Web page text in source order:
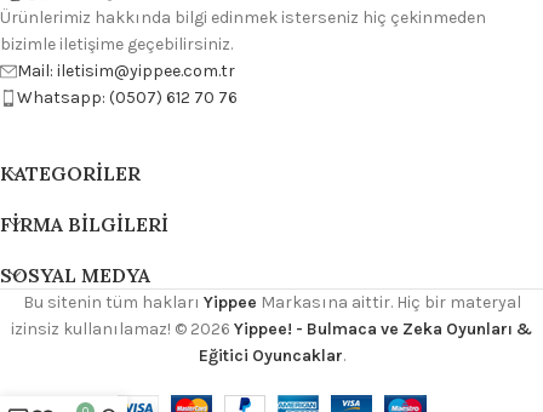
Ürünlerimiz hakkında bilgi edinmek isterseniz hiç çekinmeden
bizimle iletişime geçebilirsiniz.
Mail: iletisim@yippee.com.tr
Whatsapp: (0507) 612 70 76
KATEGORILER
FIRMA BILGILERI
SOSYAL MEDYA
Bu sitenin tüm hakları Yippee Markasına aittir. Hiç bir materyal
izinsiz kullanılamaz! © 2026 Yippee! - Bulmaca ve Zeka Oyunları &
Eğitici Oyuncaklar.